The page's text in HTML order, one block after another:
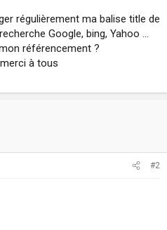
régulièrement ma balise title de
Google, bing, Yahoo ...
référencement ?
à tous
#2